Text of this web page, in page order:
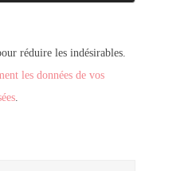
réduire les indésirables.
les données de vos
.